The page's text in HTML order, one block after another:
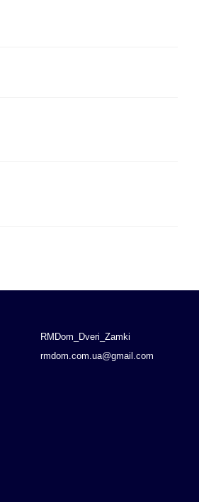
RMDom_Dveri_Zamki
rmdom.com.ua@gmail.com